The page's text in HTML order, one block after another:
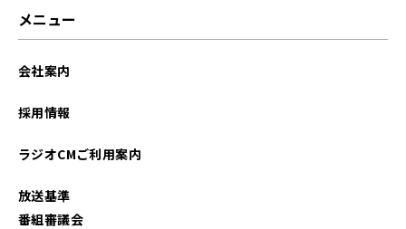
メニュー
会社案内
採用情報
ラジオCMご利用案内
放送基準
番組審議会